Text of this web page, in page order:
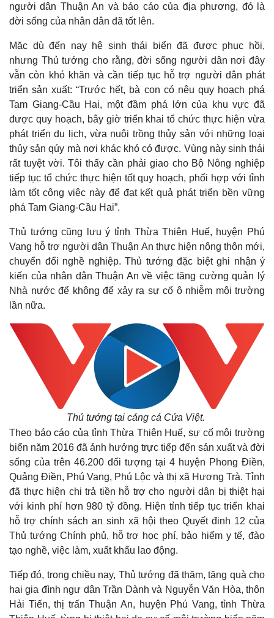
Kinh tế
Bất động sản
Khởi nghiệp
Thị trường
Giá vàng
Tiêu dùng
Tỷ giá
Chứng khoán
Giá cà phê
người dân Thuận An và báo cáo của địa phương, đó là
đời sống của nhân dân đã tốt lên.
Mặc dù đến nay hệ sinh thái biển đã được phục hồi,
nhưng Thủ tướng cho rằng, đời sống người dân nơi đây
vẫn còn khó khăn và cần tiếp tục hỗ trợ người dân phát
triển sản xuất: “Trước hết, bà con có nêu quy hoạch phá
Tam Giang-Cầu Hai, một đầm phá lớn của khu vực đã
được quy hoạch, bây giờ triển khai tổ chức thực hiện vừa
phát triển du lịch, vừa nuôi trồng thủy sản với những loại
thủy sản qúy mà nơi khác khó có được. Vùng này sinh thái
rất tuyệt vời. Tôi thấy cần phải giao cho Bộ Nông nghiệp
tiếp tục tổ chức thực hiện tốt quy hoạch, phối hợp với tỉnh
làm tốt công việc này để đạt kết quả phát triển bền vững
phá Tam Giang-Cầu Hai”.
Thủ tướng cũng lưu ý tỉnh Thừa Thiên Huế, huyện Phú
Vang hỗ trợ người dân Thuận An thực hiện nông thôn mới,
chuyển đổi nghề nghiệp. Thủ tướng đặc biệt ghi nhận ý
kiến của nhân dân Thuận An về việc tăng cường quản lý
Nhà nước để không để xảy ra sự cố ô nhiễm môi trường
lần nữa.
Thủ tướng tại cảng cá Cửa Việt.
Theo báo cáo của tỉnh Thừa Thiên Huế, sự cố môi trường
biển năm 2016 đã ảnh hưởng trực tiếp đến sản xuất và đời
sống của trên 46.200 đối tượng tại 4 huyện Phong Điền,
Quảng Điền, Phú Vang, Phú Lộc và thị xã Hương Trà. Tỉnh
đã thực hiện chi trả tiền hỗ trợ cho người dân bị thiệt hại
với kinh phí hơn 980 tỷ đồng. Hiện tỉnh tiếp tục triển khai
hỗ trợ chính sách an sinh xã hội theo Quyết đinh 12 của
Thủ tướng Chính phủ, hỗ trợ học phí, bảo hiểm y tế, đào
tạo nghề, việc làm, xuất khẩu lao động.
Tiếp đó, trong chiều nay, Thủ tướng đã thăm, tặng quà cho
hai gia đình ngư dân Trần Dành và Nguyễn Văn Hòa, thôn
Hải Tiến, thị trấn Thuận An, huyện Phú Vang, tỉnh Thừa